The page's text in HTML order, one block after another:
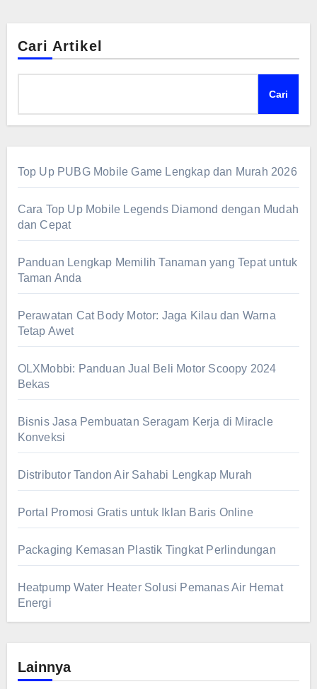
Cari Artikel
Cari
Top Up PUBG Mobile Game Lengkap dan Murah 2026
Cara Top Up Mobile Legends Diamond dengan Mudah
dan Cepat
Panduan Lengkap Memilih Tanaman yang Tepat untuk
Taman Anda
Perawatan Cat Body Motor: Jaga Kilau dan Warna
Tetap Awet
OLXMobbi: Panduan Jual Beli Motor Scoopy 2024
Bekas
Bisnis Jasa Pembuatan Seragam Kerja di Miracle
Konveksi
Distributor Tandon Air Sahabi Lengkap Murah
Portal Promosi Gratis untuk Iklan Baris Online
Packaging Kemasan Plastik Tingkat Perlindungan
Heatpump Water Heater Solusi Pemanas Air Hemat
Energi
Lainnya